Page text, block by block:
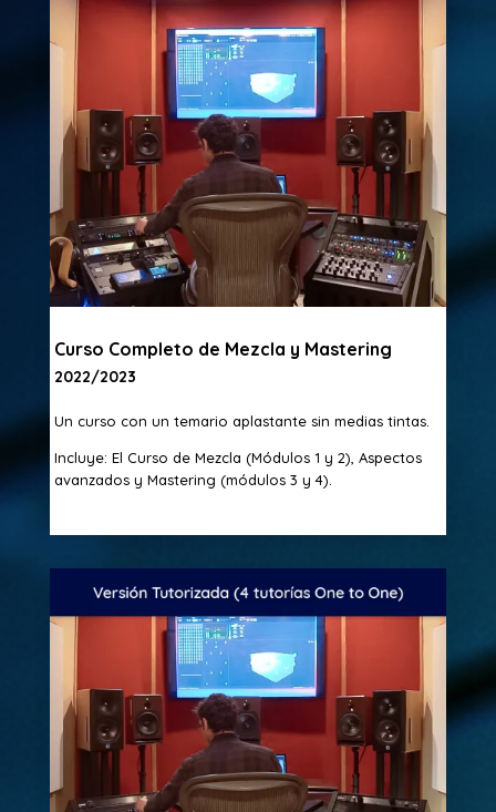
Curso Completo de Mezcla y Mastering
2022/2023
Un curso con un temario aplastante sin medias tintas.
Incluye:El Curso de Mezcla (Módulos 1 y 2), Aspectos
avanzados y Mastering (módulos 3 y 4).